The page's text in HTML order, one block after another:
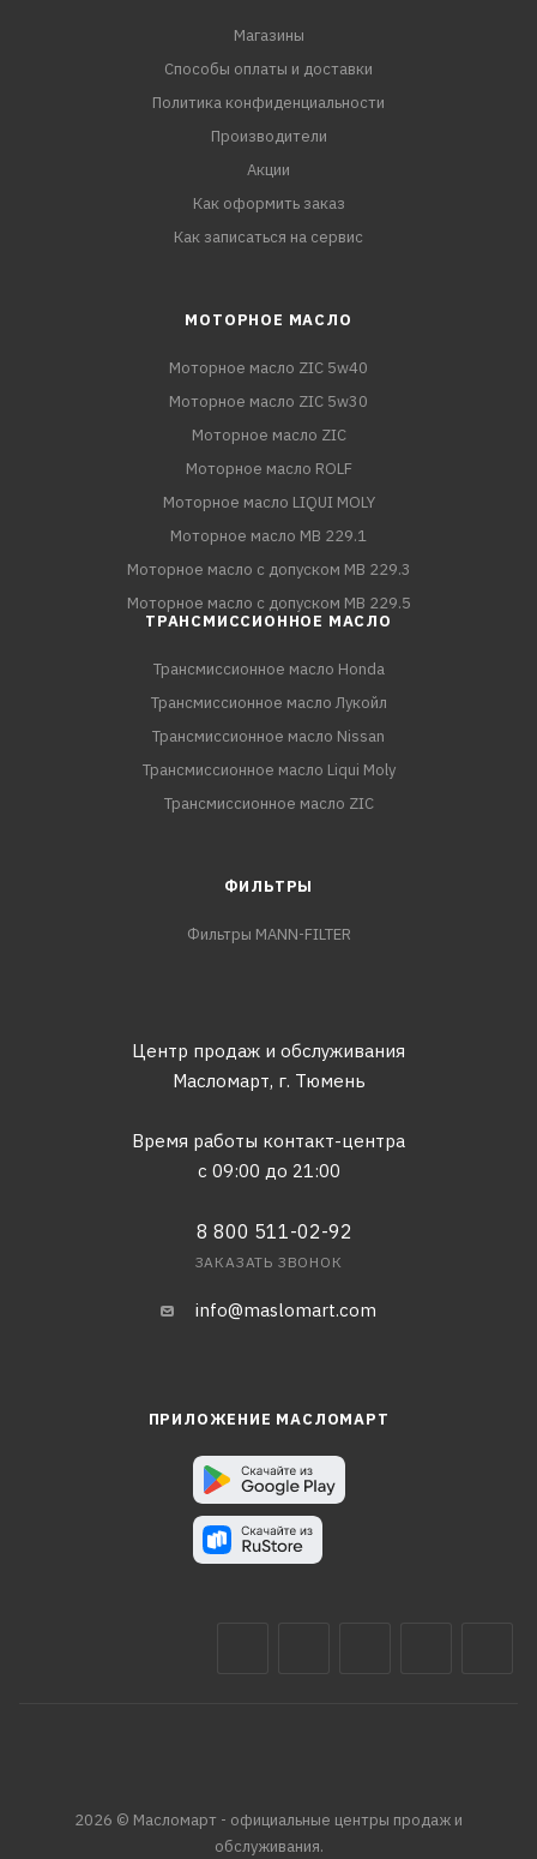
Магазины
Способы оплаты и доставки
Политика конфиденциальности
Производители
Акции
Как оформить заказ
Как записаться на сервис
МОТОРНОЕ МАСЛО
Моторное масло ZIC 5w40
Моторное масло ZIC 5w30
Моторное масло ZIC
Моторное масло ROLF
Моторное масло LIQUI MOLY
Моторное масло MB 229.1
Моторное масло с допуском MB 229.3
Моторное масло с допуском MB 229.5
ТРАНСМИССИОННОЕ МАСЛО
Трансмиссионное масло Honda
Трансмиссионное масло Лукойл
Трансмиссионное масло Nissan
Трансмиссионное масло Liqui Moly
Трансмиссионное масло ZIC
ФИЛЬТРЫ
Фильтры MANN-FILTER
Центр продаж и обслуживания
Масломарт, г. Тюмень
Время работы контакт-центра
с 09:00 до 21:00
8 800 511-02-92
ЗАКАЗАТЬ ЗВОНОК
info@maslomart.com
ПРИЛОЖЕНИЕ МАСЛОМАРТ
2026 © Масломарт - официальные центры продаж и
обслуживания.